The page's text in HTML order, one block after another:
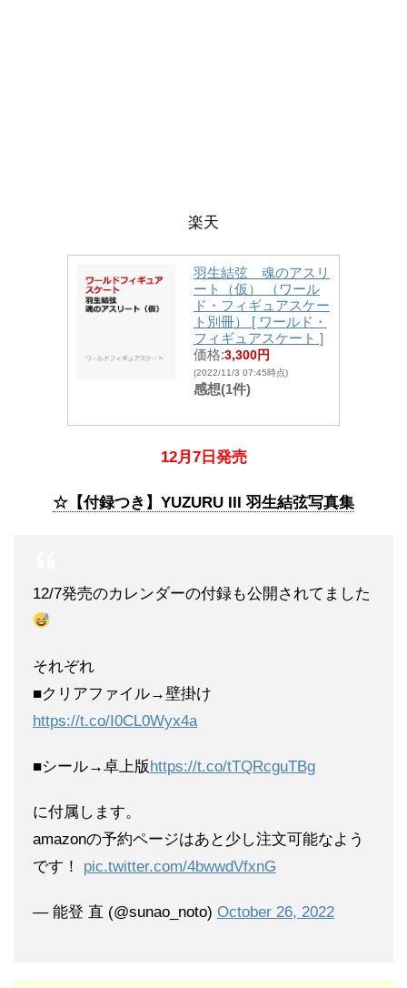
楽天
羽生結弦 魂のアスリ
ート（仮） （ワール
ド・フィギュアスケー
ト別冊） [ ワールド・
フィギュアスケート ]
価格:3,300円
(2022/11/3 07:45時点)
感想(1件)
12月7日発売
☆【付録つき】YUZURU III 羽生結弦写真集
12/7発売のカレンダーの付録も公開されてました
それぞれ
■クリアファイル→壁掛け
https://t.co/I0CL0Wyx4a
■シール→卓上版https://t.co/tTQRcguTBg
に付属します。
amazonの予約ページはあと少し注文可能なよう
です！ pic.twitter.com/4bwwdVfxnG
— 能登 直 (@sunao_noto) October 26, 2022